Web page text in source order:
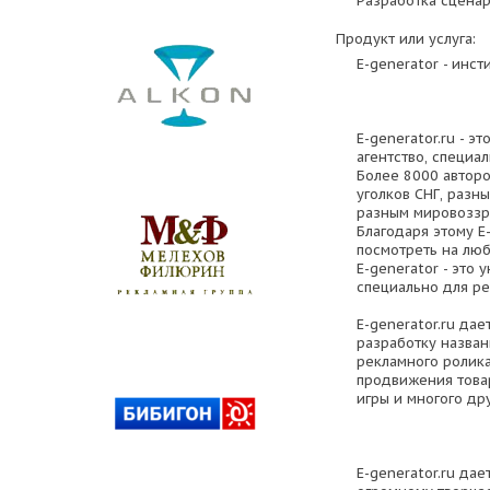
Продукт или услуга:
E-generator -
Е-generator.ru -
агентство,
Более 8000
уголков СНГ,
разным
Благодаря этому
посмотреть на
E-generator - это
специально для
Е-generator.ru
разработку
рекламного
продвижения
игры и многого
Е-generator.ru